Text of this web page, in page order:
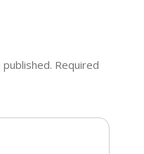
Required